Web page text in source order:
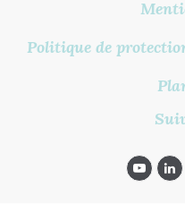
Politique de